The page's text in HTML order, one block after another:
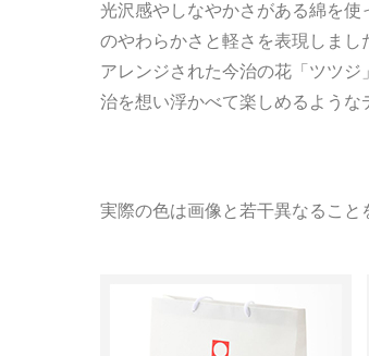
光沢感やしなやかさがある綿を
のやわらかさと軽さを表現しま
アレンジされた今治の花「ツツ
治を想い浮かべて楽しめるような
実際の色は画像と若干異なること